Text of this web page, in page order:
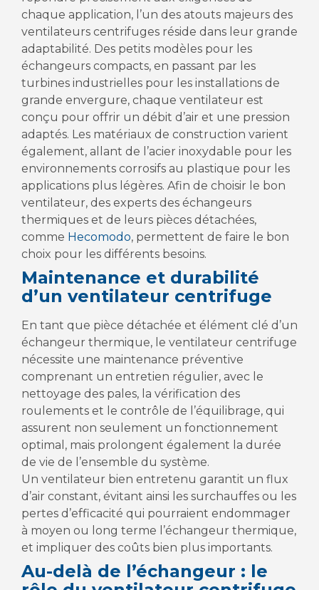
chaque application, l’un des atouts majeurs des
ventilateurs centrifuges réside dans leur grande
adaptabilité. Des petits modèles pour les
échangeurs compacts, en passant par les
turbines industrielles pour les installations de
grande envergure, chaque ventilateur est
conçu pour offrir un débit d’air et une pression
adaptés. Les matériaux de construction varient
également, allant de l’acier inoxydable pour les
environnements corrosifs au plastique pour les
applications plus légères. Afin de choisir le bon
ventilateur, des experts des échangeurs
thermiques et de leurs pièces détachées,
comme Hecomodo, permettent de faire le bon
choix pour les différents besoins.
Maintenance et durabilité
d’un ventilateur centrifuge
En tant que pièce détachée et élément clé d’un
échangeur thermique, le ventilateur centrifuge
nécessite une maintenance préventive
comprenant un entretien régulier, avec le
nettoyage des pales, la vérification des
roulements et le contrôle de l’équilibrage, qui
assurent non seulement un fonctionnement
optimal, mais prolongent également la durée
de vie de l’ensemble du système.
Un ventilateur bien entretenu garantit un flux
d’air constant, évitant ainsi les surchauffes ou les
pertes d’efficacité qui pourraient endommager
à moyen ou long terme l’échangeur thermique,
et impliquer des coûts bien plus importants.
Au-delà de l’échangeur : le